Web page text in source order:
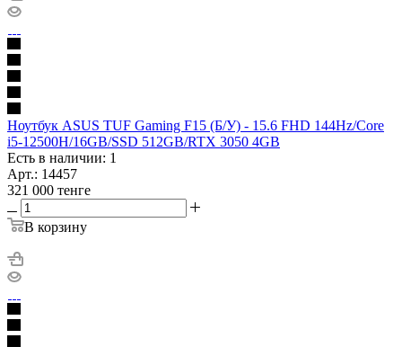
Ноутбук ASUS TUF Gaming F15 (Б/У) - 15.6 FHD 144Hz/Core
i5-12500H/16GB/SSD 512GB/RTX 3050 4GB
Есть в наличии: 1
Арт.: 14457
321 000 тенге
В корзину